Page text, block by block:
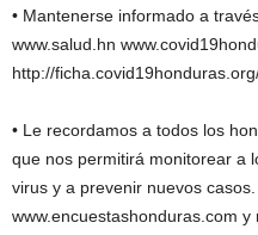
• Mantenerse informado a
www.salud.hn
http://
• Le recordamos a todos los
que nos permitirá monitorear a
virus y a prevenir nuevos
www.encuestashonduras.com y